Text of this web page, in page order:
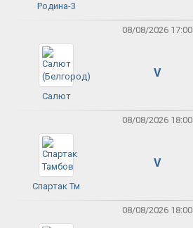
Родина-3
08/08/2026 17:00
Салют
V
08/08/2026 18:00
Спартак Тм
V
08/08/2026 18:00